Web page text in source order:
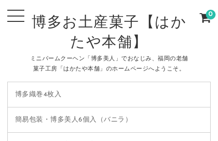
博多お土産菓子【はか
たや本舗】
ミニバームクーヘン「博多美人」でおなじみ、福岡の老舗
菓子工房「はかたや本舗」のホームページへようこそ。
博多織巻4枚入
簡易包装・博多美人6個入（バニラ）
0